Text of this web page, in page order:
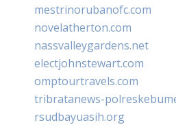
mestrinorubanofc.com
novelatherton.com
nassvalleygardens.net
electjohnstewart.com
omptourtravels.com
tribratanews-
rsudbayuasih.org